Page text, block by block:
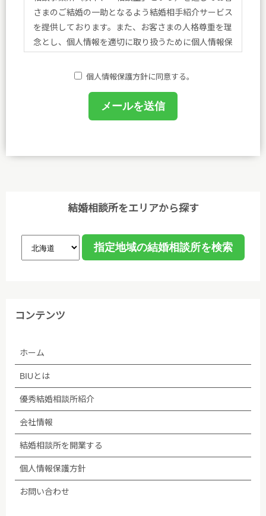
さまのご結婚の一助となるよう結婚相手紹介サービス
を提供しております。また、お客さまの人格尊重を理
念とし、個人情報を適切に取り扱うために個人情報保
する法令その他規範を遵守し、皆さまに安心と喜びを
(1)個人情報保護に関する規程を策定し、事務局及び
利用目的を明確にし、目的外利用を行わないための措
ます。
(4)ご本人から取得した個人情報について、データ入
扱いを委託する場合、個人情報の取り扱いに関する守
ムページ等で告知します。
(5)法令等に基づく場合を除き、ご本人の同意なく第
三者への提供は行いません。
(6)個人情報保護の状況を定期的に確認、見直しを行
い、継続的に改善します。
個人情報保護方針に同意する。
結婚相談所をエリアから探す
コンテンツ
ホーム
BIUとは
優秀結婚相談所紹介
会社情報
結婚相談所を開業する
個人情報保護方針
お問い合わせ